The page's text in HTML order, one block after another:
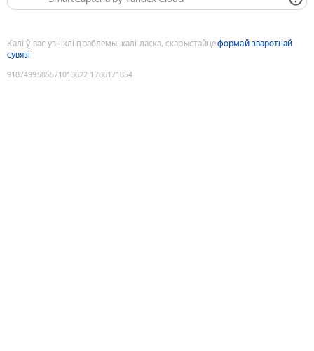
Калі ў вас узніклі праблемы, калі ласка, скарыстайцеформай зваротнай
сувязі
9187499585571013622:1786171854